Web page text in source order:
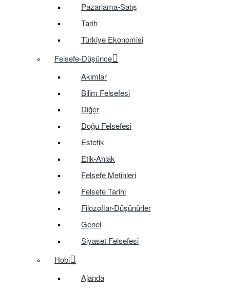
Pazarlama-Satış
Tarih
Türkiye Ekonomisi
Felsefe-Düşünce
Akımlar
Bilim Felsefesi
Diğer
Doğu Felsefesi
Estetik
Etik-Ahlak
Felsefe Metinleri
Felsefe Tarihi
Filozoflar-Düşünürler
Genel
Siyaset Felsefesi
Hobi
Ajanda